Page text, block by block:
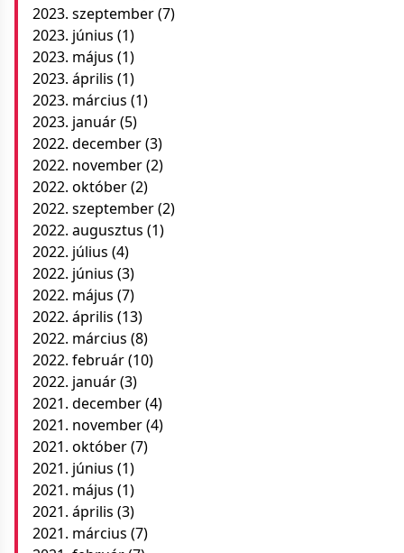
2023. szeptember(7)
2023. június (1)
2023. május (1)
2023. április (1)
2023. március (1)
2023. január(5)
2022. december(3)
2022. november(2)
2022. október(2)
2022. szeptember(2)
2022. augusztus (1)
2022. július (4)
2022. június (3)
2022. május (7)
2022. április (13)
2022. március (8)
2022. február(10)
2022. január(3)
2021. december(4)
2021. november(4)
2021. október(7)
2021. június (1)
2021. május (1)
2021. április (3)
2021. március (7)